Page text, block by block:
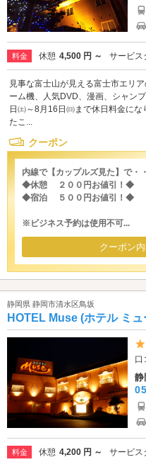
料金 休憩 4,500 円 ～ サービス
見事な富士山が見える富士市エリ
ーム機、人気DVD、漫画、シャン
日㈯～8月16日㈰まで休日料金に
たこ...
クーポン
内線で【カップルズ見た】で・
◆休憩 ２００円お値引！◆
◆宿泊 ５００円お値引！◆
※ビジネス予約は使用不可...
クーポン
静岡県 静岡市清水区鳥坂
HOTEL Muse (ホテル ミュ
口
静
料金 休憩 4,200 円 ～ サービス